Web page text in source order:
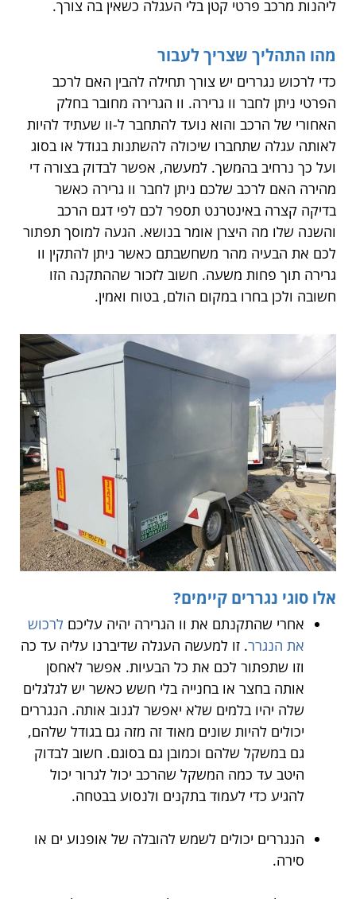
ליהנות מרכב פרטי קטן בלי העגלה כשאין בה צורך.
מהו התהליך שצריך לעבור
כדי לרכוש נגררים יש צורך תחילה להבין האם לרכב
הפרטי ניתן לחבר וו גרירה. וו הגרירה מחובר בחלק
האחורי של הרכב והוא נועד להתחבר ל-וו שעתיד להיות
לאותה עגלה שתחברו שיכולה להשתנות בגודל או בסוג
ועל כך נרחיב בהמשך. למעשה, אפשר לבדוק בצורה די
מהירה האם לרכב שלכם ניתן לחבר וו גרירה כאשר
בדיקה קצרה באינטרנט תספר לכם לפי דגם הרכב
והשנה שלו מה היצרן אומר בנושא. הגעה למוסך תפתור
לכם את הבעיה מהר משחשבתם כאשר ניתן להתקין וו
גרירה תוך פחות משעה. חשוב לזכור שההתקנה הזו
חשובה ולכן בחרו במקום הולם, בטוח ואמין.
אלו סוגי נגררים קיימים?
אחרי שהתקנתם את וו הגרירה יהיה עליכם לרכוש
את הנגרר. זו למעשה העגלה שדיברנו עליה עד כה
וזו שתפתור לכם את כל הבעיות. אפשר לאחסן
אותה בחצר או בחנייה בלי חשש כאשר יש לגלגלים
שלה יהיו בלמים שלא יאפשר לגנוב אותה. הנגררים
יכולים להיות שונים מאוד זה מזה גם בגודל שלהם,
גם במשקל שלהם וכמובן גם בסוגם. חשוב לבדוק
היטב עד כמה המשקל שהרכב יכול לגרור יכול
להגיע כדי לעמוד בתקנים ולנסוע בבטחה.
הנגררים יכולים לשמש להובלה של אופנוע ים או
סירה.